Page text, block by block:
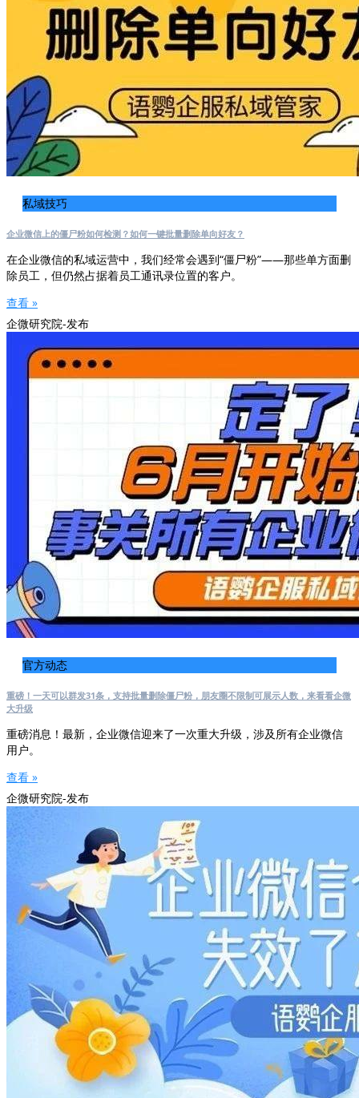
私域技巧
企业微信上的僵尸粉如何检测？如何一键批量删除单向好友？
在企业微信的私域运营中，我们经常会遇到“僵尸粉”——那些单方面删
除员工，但仍然占据着员工通讯录位置的客户。
查看 »
企微研究院-发布
官方动态
重磅！一天可以群发31条，支持批量删除僵尸粉，朋友圈不限制可展示人数，来看看企微
大升级
重磅消息！最新，企业微信迎来了一次重大升级，涉及所有企业微信
用户。
查看 »
企微研究院-发布